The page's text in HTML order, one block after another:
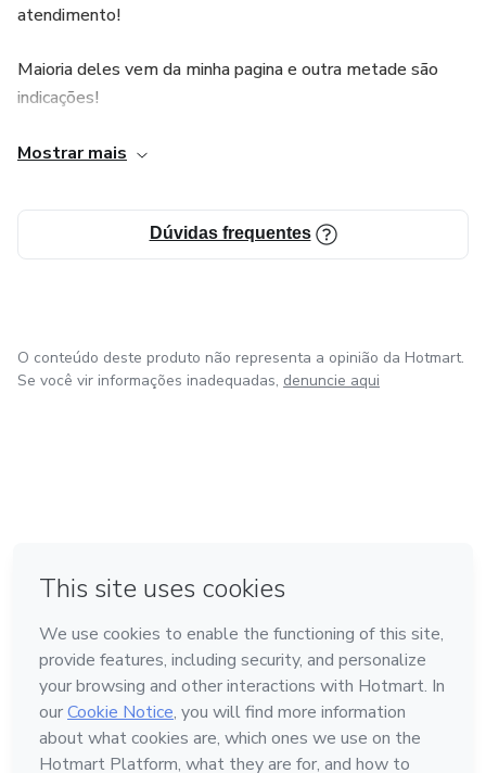
atendimento!
Maioria deles vem da minha pagina e outra metade são
indicações!
Costumo fazer postagens dos Feedbacks sempre que
Meu atendimento é realizado com taro de BRUXA!
Mostrar mais
Dúvidas frequentes
O conteúdo deste produto não representa a opinião da Hotmart.
Se você vir informações inadequadas, denuncie aqui
Feito com ❤ na Cidade do México
Conheça a Hotmart
Idioma